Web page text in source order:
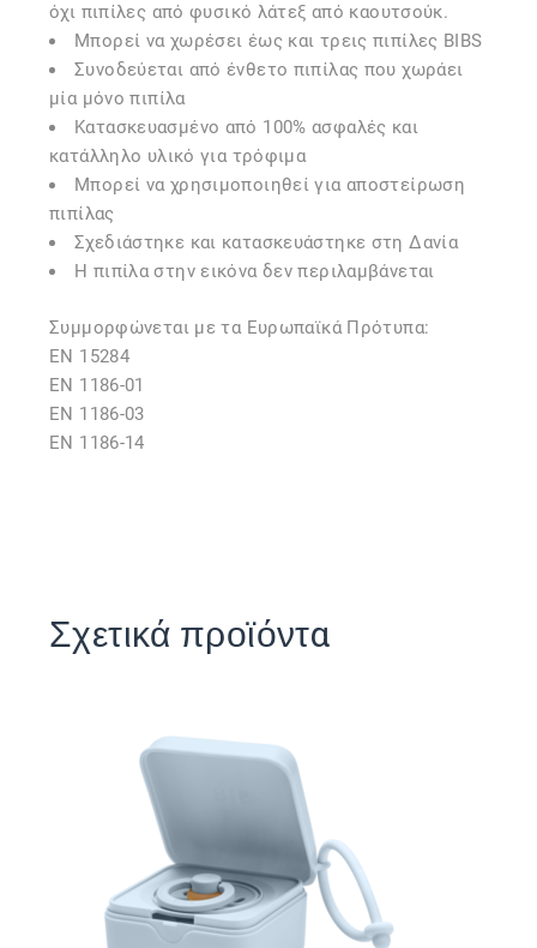
όχι πιπίλες από φυσικό λάτεξ από καουτσούκ.
Μπορεί να χωρέσει έως και τρεις πιπίλες BIBS
Συνοδεύεται από ένθετο πιπίλας που χωράει
μία μόνο πιπίλα
Κατασκευασμένο από 100% ασφαλές και
κατάλληλο υλικό για τρόφιμα
Μπορεί να χρησιμοποιηθεί για αποστείρωση
πιπίλας
Σχεδιάστηκε και κατασκευάστηκε στη Δανία
Η πιπίλα στην εικόνα δεν περιλαμβάνεται
Συμμορφώνεται με τα Ευρωπαϊκά Πρότυπα:
EN 15284
EN 1186-01
EN 1186-03
EN 1186-14
Σχετικά προϊόντα